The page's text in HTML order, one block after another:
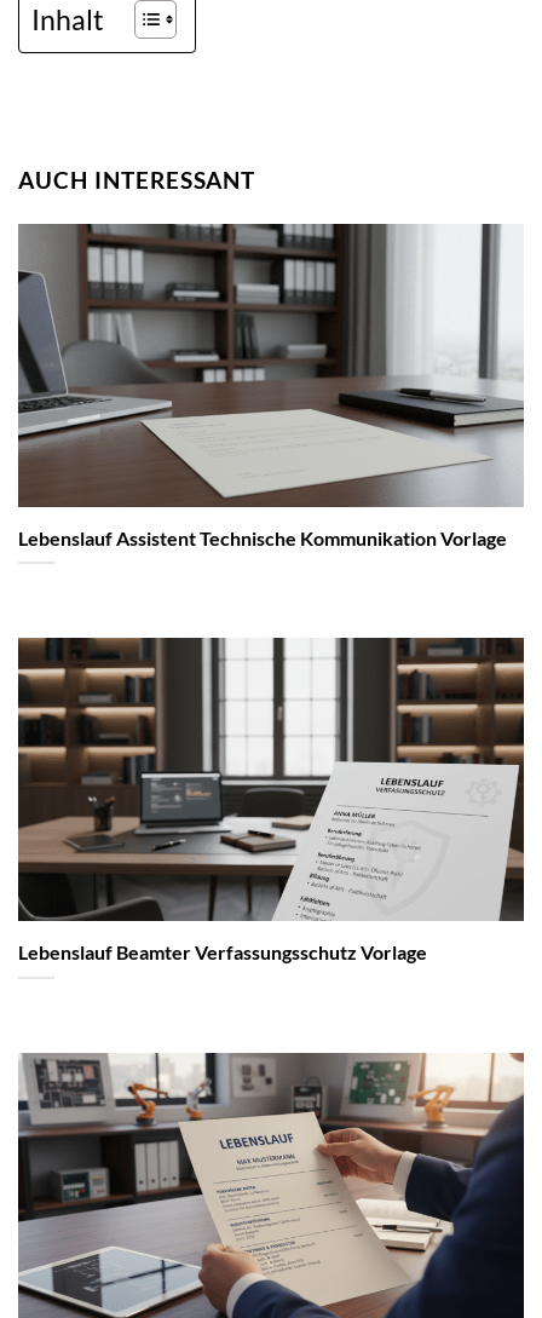
Inhalt
AUCH INTERESSANT
Lebenslauf Assistent Technische Kommunikation Vorlage
Lebenslauf Beamter Verfassungsschutz Vorlage